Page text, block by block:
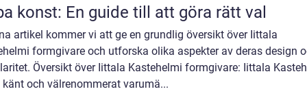
konst: En guide till att göra rätt val
artikel kommer vi att ge en grundlig översikt över Iittala
formgivare och utforska olika aspekter av deras design
Översikt över Iittala Kastehelmi formgivare: Iittala
känt och välrenommerat varumä...